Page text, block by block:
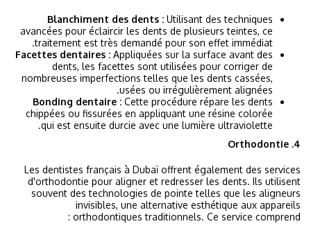
Blanchiment des dents : Utilisant des techniques
avancées pour éclaircir les dents de plusieurs teintes, ce
traitement est très demandé pour son effet immédiat.
Facettes dentaires : Appliquées sur la surface avant des
dents, les facettes sont utilisées pour corriger de
nombreuses imperfections telles que les dents cassées,
usées ou irrégulièrement alignées.
Bonding dentaire : Cette procédure répare les dents
chippées ou fissurées en appliquant une résine colorée
qui est ensuite durcie avec une lumière ultraviolette.
4. Orthodontie
Les dentistes français à Dubaï offrent également des services
d'orthodontie pour aligner et redresser les dents. Ils utilisent
souvent des technologies de pointe telles que les aligneurs
invisibles, une alternative esthétique aux appareils
orthodontiques traditionnels. Ce service comprend :